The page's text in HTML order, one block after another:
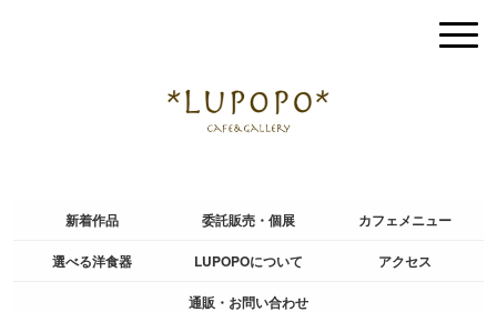
新着作品 委託販売・個展 カフェメニュー
選べる洋食器 LUPOPOについて アクセス
通販・お問い合わせ